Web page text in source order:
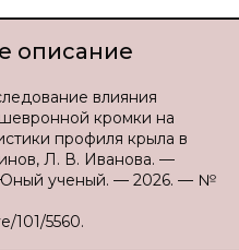
описание
влияния
кромки на
профиля крыла в
Л. В. Иванова. —
Юный ученый. — 2026. — №
101/5560.